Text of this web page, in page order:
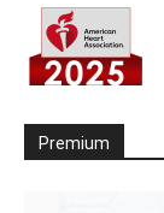
Premium